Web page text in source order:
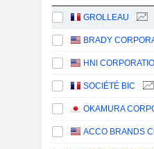
GROLLEAU
BRADY
HNI
SOCIÉTÉ BIC
OKAMURA
ACCO BRANDS